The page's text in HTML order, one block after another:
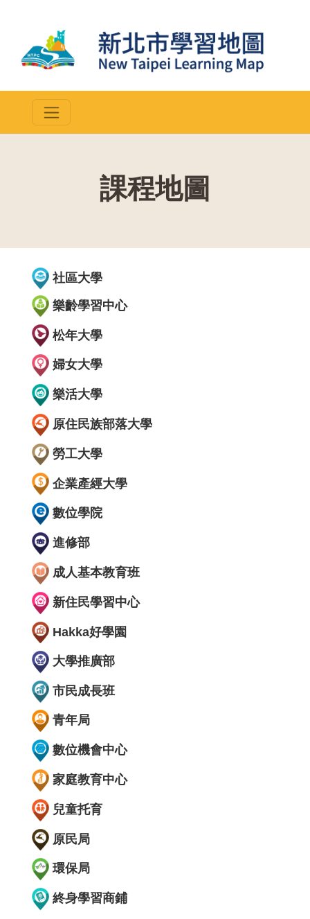
課程地圖
社區大學
樂齡學習中心
松年大學
婦女大學
樂活大學
原住民族部落大學
勞工大學
企業產經大學
數位學院
進修部
成人基本教育班
新住民學習中心
Hakka好學園
大學推廣部
市民成長班
青年局
數位機會中心
家庭教育中心
兒童托育
原民局
環保局
終身學習商鋪